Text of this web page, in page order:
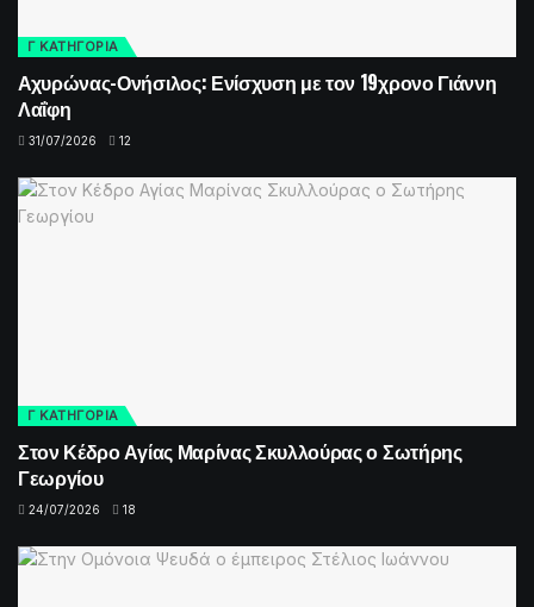
Γ ΚΑΤΗΓΟΡΙΑ
Αχυρώνας-Ονήσιλος: Ενίσχυση με τον 19χρονο Γιάννη
Λαΐφη
31/07/2026 12
Γ ΚΑΤΗΓΟΡΙΑ
Στον Κέδρο Αγίας Μαρίνας Σκυλλούρας ο Σωτήρης
Γεωργίου
24/07/2026 18